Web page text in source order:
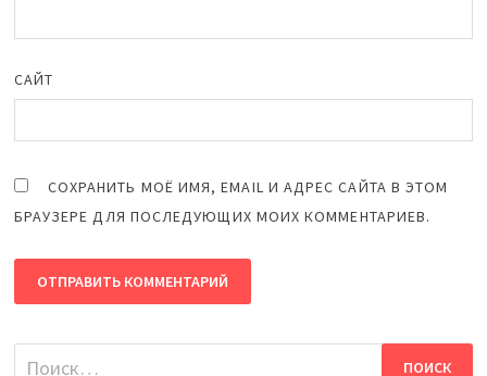
САЙТ
СОХРАНИТЬ МОЁ ИМЯ, EMAIL И АДРЕС САЙТА В ЭТОМ
БРАУЗЕРЕ ДЛЯ ПОСЛЕДУЮЩИХ МОИХ КОММЕНТАРИЕВ.
Найти: